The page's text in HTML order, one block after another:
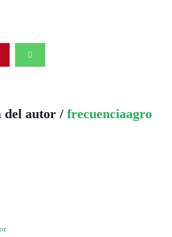
del autor / frecuenciaagro